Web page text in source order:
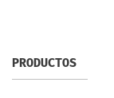
PRODUCTOS